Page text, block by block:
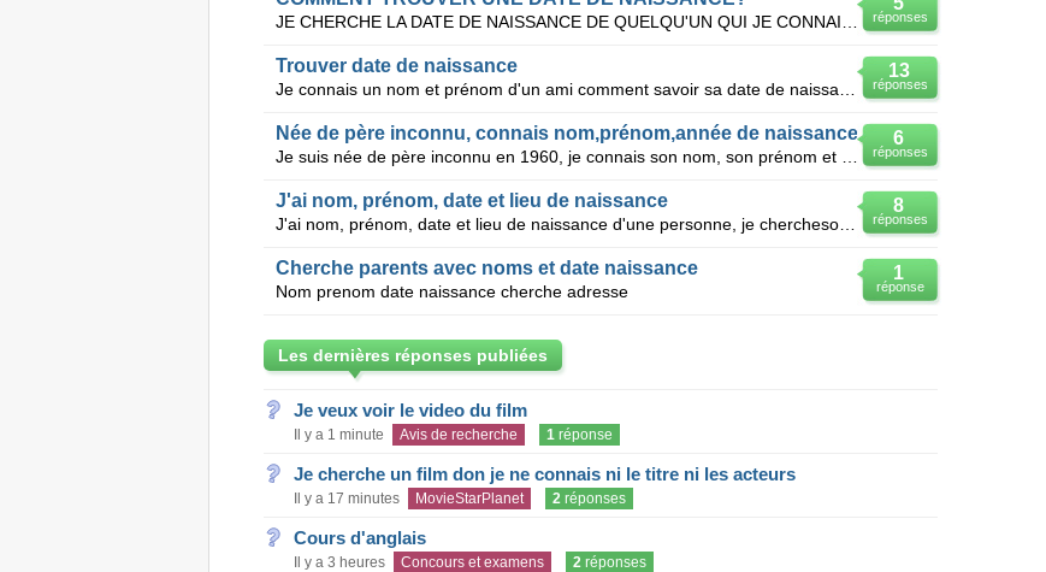
réponses
13
réponses
Trouver date de naissance
6
réponses
Née de père inconnu, connais nom,prénom,année de naissance
8
réponses
J'ai nom, prénom, date et lieu de naissance
J'ai nom, prénom, date et lieu de naissance d'une personne, je chercheson adresse , un e-mail évent
1
réponse
Cherche parents avec noms et date naissance
Nom prenom date naissance cherche adresse
Les dernières réponses publiées
Je veux voir le video du film
Il y a 1 minute Avis de recherche 1réponse
Je cherche un film don je ne connais ni le titre ni les acteurs
Il y a 17 minutes MovieStarPlanet 2réponses
Cours d'anglais
Il y a 3 heures Concours et examens 2réponses